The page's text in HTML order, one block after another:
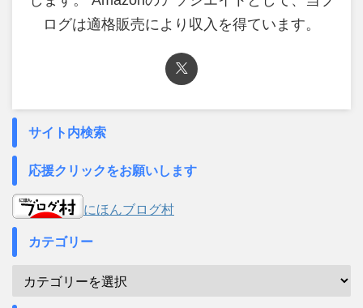
ログは適格販売により収入を得ています。
サイト内検索
応援クリックをお願いします
にほんブログ村
カテゴリー